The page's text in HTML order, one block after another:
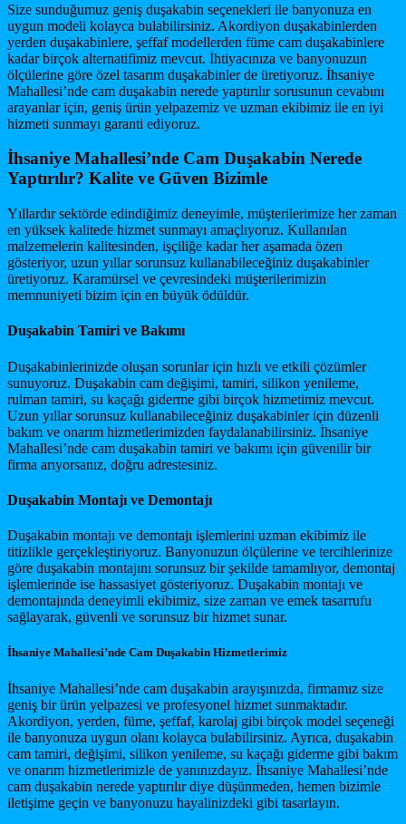
Size sunduğumuz geniş duşakabin seçenekleri ile banyonuza en
uygun modeli kolayca bulabilirsiniz. Akordiyon duşakabinlerden
yerden duşakabinlere, şeffaf modellerden füme cam duşakabinlere
kadar birçok alternatifimiz mevcut. İhtiyacınıza ve banyonuzun
ölçülerine göre özel tasarım duşakabinler de üretiyoruz. İhsaniye
Mahallesi’nde cam duşakabin nerede yaptırılır sorusunun cevabını
arayanlar için, geniş ürün yelpazemiz ve uzman ekibimiz ile en iyi
hizmeti sunmayı garanti ediyoruz.
İhsaniye Mahallesi’nde Cam Duşakabin Nerede
Yaptırılır? Kalite ve Güven Bizimle
Yıllardır sektörde edindiğimiz deneyimle, müşterilerimize her zaman
en yüksek kalitede hizmet sunmayı amaçlıyoruz. Kullanılan
malzemelerin kalitesinden, işçiliğe kadar her aşamada özen
gösteriyor, uzun yıllar sorunsuz kullanabileceğiniz duşakabinler
üretiyoruz. Karamürsel ve çevresindeki müşterilerimizin
memnuniyeti bizim için en büyük ödüldür.
Duşakabin Tamiri ve Bakımı
Duşakabinlerinizde oluşan sorunlar için hızlı ve etkili çözümler
sunuyoruz. Duşakabin cam değişimi, tamiri, silikon yenileme,
rulman tamiri, su kaçağı giderme gibi birçok hizmetimiz mevcut.
Uzun yıllar sorunsuz kullanabileceğiniz duşakabinler için düzenli
bakım ve onarım hizmetlerimizden faydalanabilirsiniz. İhsaniye
Mahallesi’nde cam duşakabin tamiri ve bakımı için güvenilir bir
firma arıyorsanız, doğru adrestesiniz.
Duşakabin Montajı ve Demontajı
Duşakabin montajı ve demontajı işlemlerini uzman ekibimiz ile
titizlikle gerçekleştiriyoruz. Banyonuzun ölçülerine ve tercihlerinize
göre duşakabin montajını sorunsuz bir şekilde tamamlıyor, demontaj
işlemlerinde ise hassasiyet gösteriyoruz. Duşakabin montajı ve
demontajında deneyimli ekibimiz, size zaman ve emek tasarrufu
sağlayarak, güvenli ve sorunsuz bir hizmet sunar.
İhsaniye Mahallesi’nde Cam Duşakabin Hizmetlerimiz
İhsaniye Mahallesi’nde cam duşakabin arayışınızda, firmamız size
geniş bir ürün yelpazesi ve profesyonel hizmet sunmaktadır.
Akordiyon, yerden, füme, şeffaf, karolaj gibi birçok model seçeneği
ile banyonuza uygun olanı kolayca bulabilirsiniz. Ayrıca, duşakabin
cam tamiri, değişimi, silikon yenileme, su kaçağı giderme gibi bakım
ve onarım hizmetlerimizle de yanınızdayız. İhsaniye Mahallesi’nde
cam duşakabin nerede yaptırılır diye düşünmeden, hemen bizimle
iletişime geçin ve banyonuzu hayalinizdeki gibi tasarlayın.